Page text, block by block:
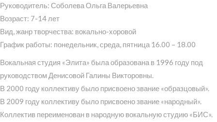
Руководитель: Соболева Ольга Валерьевна
Возраст: 7-14 лет
Вид, жанр творчества: вокально-хоровой
График работы: понедельник, среда, пятница 16.00 – 18.00
Вокальная студия «Элита» была образована в 1996 году под
руководством Денисовой Галины Викторовны.
В 2000 году коллективу было присвоено звание «образцовый».
В 2009 году коллективу было присвоено звание «народный».
Коллектив переименован в народную вокальную студию «БИС».